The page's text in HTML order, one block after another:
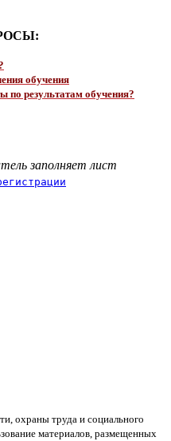
обучения
по результатам обучения?
заполняет лист
охраны труда и социального
материалов, размещенных